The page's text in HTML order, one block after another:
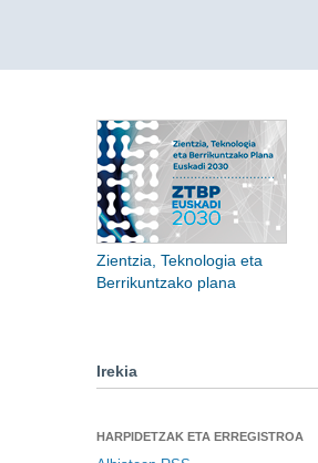
Zientzia, Teknologia eta
Berrikuntzako plana
Irekia
HARPIDETZAK ETA ERREGISTROA